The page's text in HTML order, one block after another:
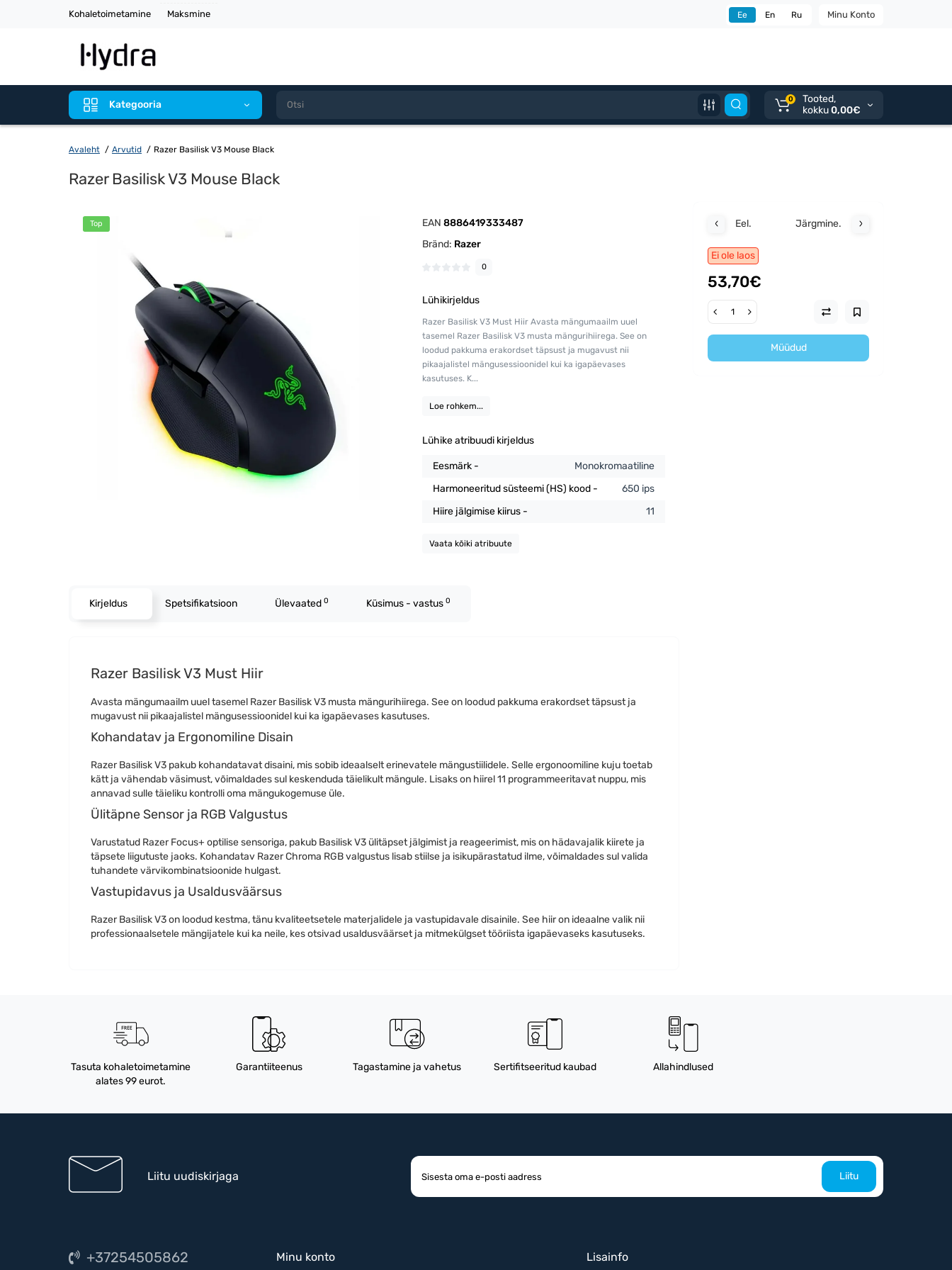
Kohaletoimetamine Maksmine Minu Konto
Ee En Ru
Kategooria 0
Tooted,
kokku0,00€
Avaleht Arvutid Razer Basilisk V3 Mouse Black
Razer Basilisk V3 Mouse Black
Top EAN8886419333487
Bränd: Razer
0
Lühikirjeldus
Razer Basilisk V3 Must Hiir Avasta mängumaailm uuel
tasemel Razer Basilisk V3 musta mängurihiirega. See on
loodud pakkuma erakordset täpsust ja mugavust nii
pikaajalistel mängusessioonidel kui ka igapäevases
kasutuses. K...
Loe rohkem...
Lühike atribuudi kirjeldus
Eesmärk -
Monokromaatiline
Harmoneeritud süsteemi (HS) kood -
650 ips
Hiire jälgimise kiirus -
11
Vaata kõiki atribuute
Eel. Järgmine.
Ei ole laos
53,70€
Müüdud
Kirjeldus Spetsifikatsioon Ülevaated 0 Küsimus - vastus 0
Razer Basilisk V3 Must Hiir
Avasta mängumaailm uuel tasemel Razer Basilisk V3 musta mängurihiirega. See on loodud pakkuma erakordset täpsust ja
mugavust nii pikaajalistel mängusessioonidel kui ka igapäevases kasutuses.
Kohandatav ja Ergonomiline Disain
Razer Basilisk V3 pakub kohandatavat disaini, mis sobib ideaalselt erinevatele mängustiilidele. Selle ergonoomiline kuju toetab
kätt ja vähendab väsimust, võimaldades sul keskenduda täielikult mängule. Lisaks on hiirel 11 programmeeritavat nuppu, mis
annavad sulle täieliku kontrolli oma mängukogemuse üle.
Ülitäpne Sensor ja RGB Valgustus
Varustatud Razer Focus+ optilise sensoriga, pakub Basilisk V3 ülitäpset jälgimist ja reageerimist, mis on hädavajalik kiirete ja
täpsete liigutuste jaoks. Kohandatav Razer Chroma RGB valgustus lisab stiilse ja isikupärastatud ilme, võimaldades sul valida
tuhandete värvikombinatsioonide hulgast.
Vastupidavus ja Usaldusväärsus
Razer Basilisk V3 on loodud kestma, tänu kvaliteetsetele materjalidele ja vastupidavale disainile. See hiir on ideaalne valik nii
professionaalsetele mängijatele kui ka neile, kes otsivad usaldusväärset ja mitmekülgset tööriista igapäevaseks kasutuseks.
Tasuta kohaletoimetamine
alates 99 eurot.
Garantiiteenus Tagastamine ja vahetus Sertifitseeritud kaubad Allahindlused
Liitu uudiskirjaga Liitu
+37254505862 Minu konto Lisainfo